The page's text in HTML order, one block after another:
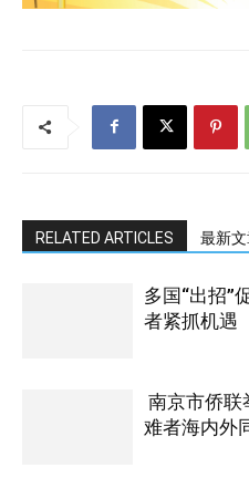
RELATED ARTICLES 最新
多国“出招”
者紧抓机遇
南京市侨联
难者海内外